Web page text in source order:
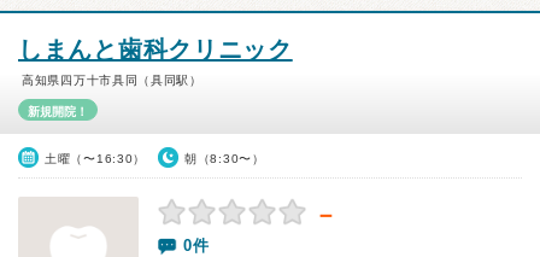
しまんと歯科クリニック
高知県四万十市具同（具同駅）
新規開院！
土曜（〜16:30） 朝（8:30〜）
－
0件